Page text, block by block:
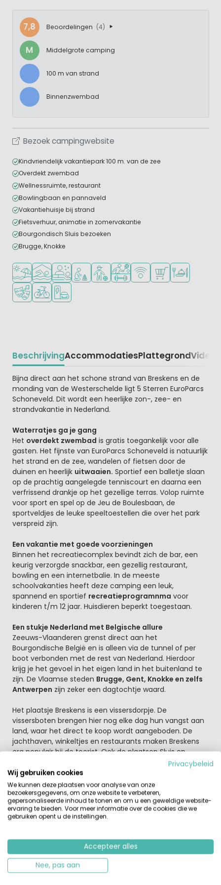
7,8 Beoordelingen (4)
M Middelgrote camping
100 m van strand
Binnenzwembad
Bezoek campingwebsite
Kindvriendelijk vakantiepark 100 m. van de zee
Overdekt zwembad
Wellnessruimte, restaurant
Bowlingbaan en pannaveld
Vakantiehuisje bij strand
Fietsverhuur, animatie in zomervakantie
Bourgondisch Sluis bezoeken
Brugge, Knokke
Ligt bij strand en zee
Overdekt zwembad
Wellnessfaciliteiten
Aanbevolen voor jonge kinderen
Aanbevolen voor tieners
Veel mogelijkheden om te
WiFi beschikbaar
Campingwinkel/
Restaurant of
Animatieprogramma
FietsverhuurLaadpaal elektrische auto
BeschrijvingAccommodatiesPlattegrondVideo
Beschrijving
Bijna direct aan het schone strand van Breskens en de
monding van de Westerschelde ligt 5 Sterren EuroParcs
Schoneveld. Dit wordt een heerlijke zon-, zee- en
strandvakantie in Nederland.
Waterratjes ga je gang
Het overdekt zwembad is gratis toegankelijk voor alle
gasten. Het fijnste van EuroParcs Schoneveld is natuurlijk
het strand en de zee, wandelen of fietsen door de
duinen en heerlijk uitwaaien. Sportief een balletje slaan
op de prachtig aangelegde tenniscourt en daarna een
verfrissend drankje op het gezellige terras. Volop ruimte
voor sport en spel op de Jeu de Boulesbaan, de
sportveldjes de leuke speeltoestellen die over het park
verspreid zijn.
Een vakantie met goede voorzieningen
Binnen het recreatiecomplex bevindt zich de bar, een
keurig verzorgde snackbar, een gezellig restaurant,
bowling en een internetbalie. In de meeste
schoolvakanties heeft deze camping een leuk,
spannend en sportief recreatieprogramnma voor
kinderen t/m 12 jaar. Huisdieren beperkt toegestaan.
Een stukje Nederland met Belgische allure
Zeeuws-Vlaanderen grenst direct aan het
Bourgondische België en is alleen via de tunnel of per
boot verbonden met de rest van Nederland. Hierdoor
krijg je het gevoel in het eigen land in het buitenland te
zijn. De Vlaamse steden Brugge, Gent, Knokke en zelfs
Antwerpen zijn zeker een dagtochtje waard.
Het plaatsje Breskens is een vissersdorpje. De
vissersboten brengen hier nog elke dag hun vangst aan
land, waar het direct te koop wordt aangeboden. De
jachthaven, winkeltjes en restaurants maken Breskens
erg populair bij de toerist. Ook de plaatsen Sluis en
Oostburg mag je zeker niet overslaan. Het typische
Zeeuws-Vlaamse land nodigt zeker uit voor een
ontspannen fietstocht. Neem het fietsvoetveer vanuit
Breskens, dan sta je binnen 20 minuten aan de ”
overkant” met de plaatsen Middelburg en Vlissingen. Een
zomerbus brengt je in het hoogseizoen naar alle
De stranden van Zeeuws-Vlaanderen zijn befaamd als
vindplaats van haaientanden. Veel mensen komen hier
regelmatig naartoe om naar deze zwarte tanden van
Privacybeleid
Wij gebruiken cookies
We kunnen deze plaatsen voor analyse van onze
bezoekersgegevens, om onze website te verbeteren,
gepersonaliseerde inhoud te tonen en om u een geweldige website-
ervaring te bieden. Voor meer informatie over de cookies die we
gebruiken opent u de instellingen.
Accepteer alles
Nee, pas aan